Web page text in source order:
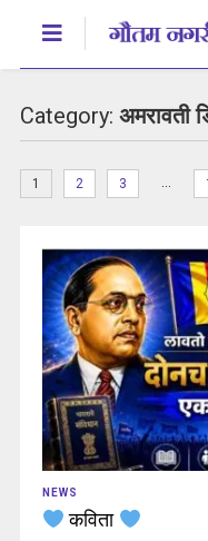
Category: अमरावती
1 2 3 …
NEWS
कविता